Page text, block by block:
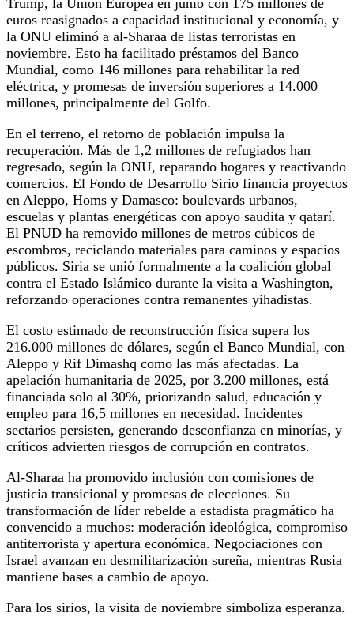
euros reasignados a capacidad institucional y economía, y
la ONU eliminó a al-Sharaa de listas terroristas en
noviembre. Esto ha facilitado préstamos del Banco
Mundial, como 146 millones para rehabilitar la red
eléctrica, y promesas de inversión superiores a 14.000
millones, principalmente del Golfo.
En el terreno, el retorno de población impulsa la
recuperación. Más de 1,2 millones de refugiados han
regresado, según la ONU, reparando hogares y reactivando
comercios. El Fondo de Desarrollo Sirio financia proyectos
en Aleppo, Homs y Damasco: boulevards urbanos,
escuelas y plantas energéticas con apoyo saudita y qatarí.
El PNUD ha removido millones de metros cúbicos de
escombros, reciclando materiales para caminos y espacios
públicos. Siria se unió formalmente a la coalición global
contra el Estado Islámico durante la visita a Washington,
reforzando operaciones contra remanentes yihadistas.
El costo estimado de reconstrucción física supera los
216.000 millones de dólares, según el Banco Mundial, con
Aleppo y Rif Dimashq como las más afectadas. La
apelación humanitaria de 2025, por 3.200 millones, está
financiada solo al 30%, priorizando salud, educación y
empleo para 16,5 millones en necesidad. Incidentes
sectarios persisten, generando desconfianza en minorías, y
críticos advierten riesgos de corrupción en contratos.
Al-Sharaa ha promovido inclusión con comisiones de
justicia transicional y promesas de elecciones. Su
transformación de líder rebelde a estadista pragmático ha
convencido a muchos: moderación ideológica, compromiso
antiterrorista y apertura económica. Negociaciones con
Israel avanzan en desmilitarización sureña, mientras Rusia
mantiene bases a cambio de apoyo.
Para los sirios, la visita de noviembre simboliza esperanza.